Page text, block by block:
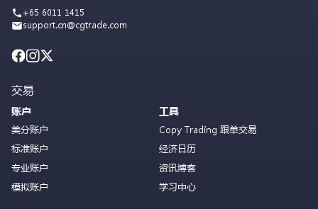
+65 6011 1415
support.cn@cgtrade.com
交易
账户
美分账户
标准账户
专业账户
模拟账户
工具
Copy Trading 跟单交易
经济日历
资讯博客
学习中心